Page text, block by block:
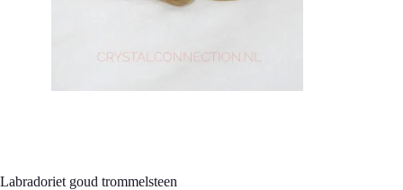
Labradoriet goud trommelsteen